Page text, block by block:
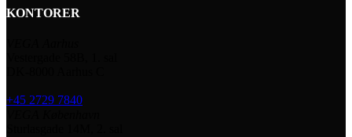
KONTORER
+45 2729 7840